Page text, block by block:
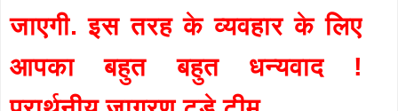
जाएगी. इस तरह के व्यवहार के लिए
आपका बहुत बहुत धन्यवाद !